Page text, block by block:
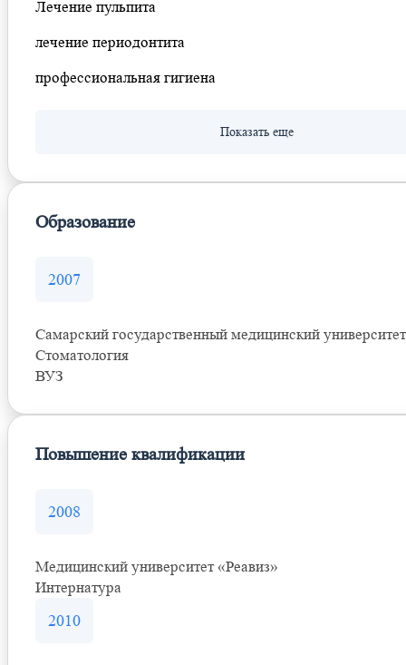
Лечение пульпита
лечение периодонтита
профессиональная гигиена
Образование
2007
Самарский государственный медицинский университет
Стоматология
ВУЗ
Повышение квалификации
2008
Медицинский университет «Реавиз»
Интернатура
2010